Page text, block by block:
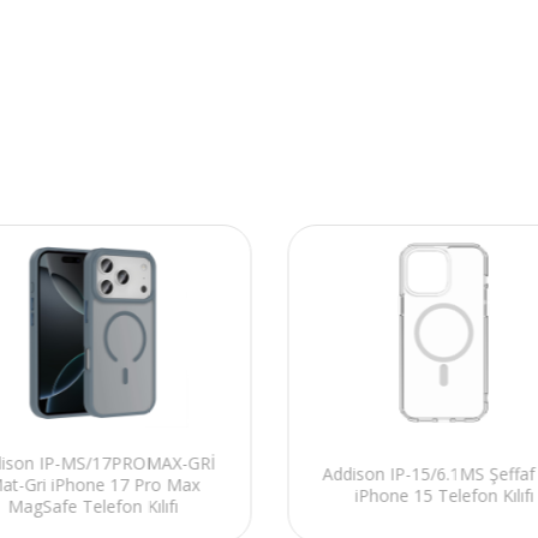
IP-MS/17PROMAX-GRİ
Gri iPhone 17 Pro Max
MagSafe Telefon Kılıfı
Addison IP-15/6.1MS
iPhone 15 Telefon Kılıfı